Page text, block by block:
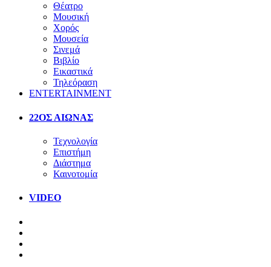
Θέατρο
Μουσική
Χορός
Μουσεία
Σινεμά
Βιβλίο
Εικαστικά
Τηλεόραση
ENTERTAINMENT
22ΟΣ ΑΙΩΝΑΣ
Τεχνολογία
Επιστήμη
Διάστημα
Καινοτομία
VIDEO